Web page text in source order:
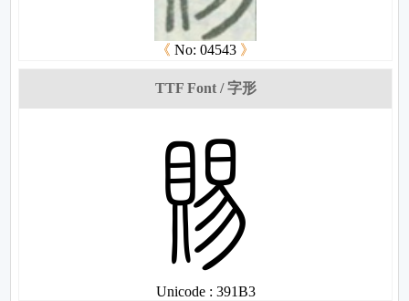
《 No: 04543 》
TTF Font / 字形
徳
Unicode : 391B3